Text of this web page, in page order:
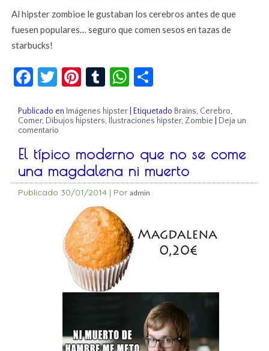
Al hipster zombioe le gustaban los cerebros antes de que
fuesen populares… seguro que comen sesos en tazas de
starbucks!
Facebook
Twitter
Pinterest
TumblrWhatsApp
Publicado en Imágenes hipster Etiquetado Brains, Cerebro,
Comer, Dibujos hipsters, Ilustraciones hipster, Zombie
Deja un
comentario
El típico moderno que no se come
una magdalena ni muerto
Publicado 30/01/2014 | Por admin